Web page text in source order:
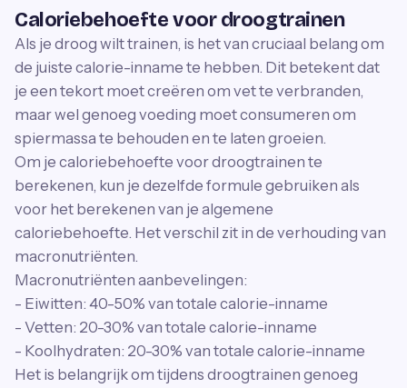
Caloriebehoefte voor droogtrainen
Als je droog wilt trainen, is het van cruciaal belang om
de juiste calorie-inname te hebben. Dit betekent dat
je een tekort moet creëren om vet te verbranden,
maar wel genoeg voeding moet consumeren om
spiermassa te behouden en te laten groeien.
Om je caloriebehoefte voor droogtrainen te
berekenen, kun je dezelfde formule gebruiken als
voor het berekenen van je algemene
caloriebehoefte. Het verschil zit in de verhouding van
macronutriënten.
Macronutriënten aanbevelingen:
- Eiwitten: 40-50% van totale calorie-inname
- Vetten: 20-30% van totale calorie-inname
- Koolhydraten: 20-30% van totale calorie-inname
Het is belangrijk om tijdens droogtrainen genoeg